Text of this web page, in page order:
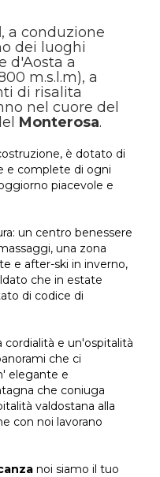
, a conduzione
dei luoghi
d'Aosta a
m.s.l.m), a
di risalita
nel cuore del
Monterosa.
è dotato di
e complete di ogni
piacevole e
un centro benessere
una zona
e after-ski in inverno,
che in estate
di codice di
cordialità e un'ospitalità
che ci
elegante e
che coniuga
valdostana alla
con noi lavorano
noi siamo il tuo